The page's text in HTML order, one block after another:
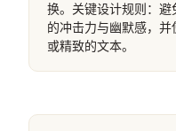
换。关键设计规则：
的冲击力与幽默感，
或精致的文本。